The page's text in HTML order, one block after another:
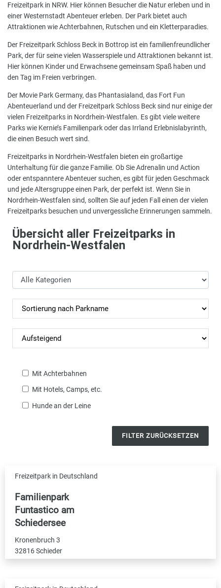
Freizeitpark in NRW. Hier können Besucher die Natur erleben und in
einer Westernstadt Abenteuer erleben. Der Park bietet auch
Attraktionen wie Achterbahnen, Rutschen und ein Kletterparadies.
Der Freizeitpark Schloss Beck in Bottrop ist ein familienfreundlicher
Park, der für seine vielen Wasserspiele und Attraktionen bekannt ist.
Hier können Kinder und Erwachsene gemeinsam Spaß haben und
den Tag im Freien verbringen.
Der Movie Park Germany, das Phantasialand, das Fort Fun
Abenteuerland und der Freizeitpark Schloss Beck sind nur einige der
vielen Freizeitparks in Nordrhein-Westfalen. Es gibt viele weitere
Parks wie Kernie’s Familienpark oder das Irrland Erlebnislabyrinth,
die einen Besuch wert sind.
Freizeitparks in Nordrhein-Westfalen bieten ein großartige
Unterhaltung für die ganze Familie. Ob Sie Adrenalin und Action
oder entspanntere Abenteuer suchen, es gibt für jeden Geschmack
und jede Altersgruppe einen Park, der perfekt ist. Wenn Sie in
Nordrhein-Westfalen sind, sollten Sie auf jeden Fall einen der vielen
Freizeitparks besuchen und unvergessliche Erinnerungen sammeln.
Übersicht aller Freizeitparks in
Nordrhein-Westfalen
Mit Achterbahnen
Mit Hotels, Camps, etc.
Hunde an der Leine
FILTER ZURÜCKSETZEN
Freizeitpark in Deutschland
Familienpark
Funtastico am
Schiedersee
Kronenbruch 3
32816 Schieder